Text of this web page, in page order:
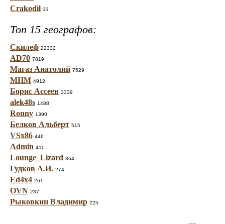
Crakodil 33
Топ 15 географов:
Скилеф 22332
AD70 7819
Магаз Анатолий 7529
МНМ 4912
Борис Ассеев 3339
alek48s 1488
Ronny 1390
Белков Альберт 515
VSx86 446
Admin 411
Lounge_Lizard 364
Гудков А.И. 274
Ed4x4 261
OVN 237
Рыковкин Владимир 225